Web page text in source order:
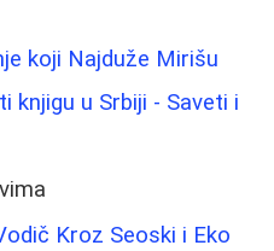
koji Najduže Mirišu
knjigu u Srbiji - Saveti i
Kroz Seoski i Eko